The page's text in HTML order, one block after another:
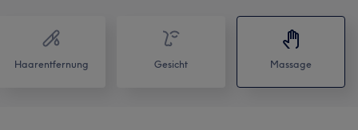
Haarentfernung Gesicht Massage